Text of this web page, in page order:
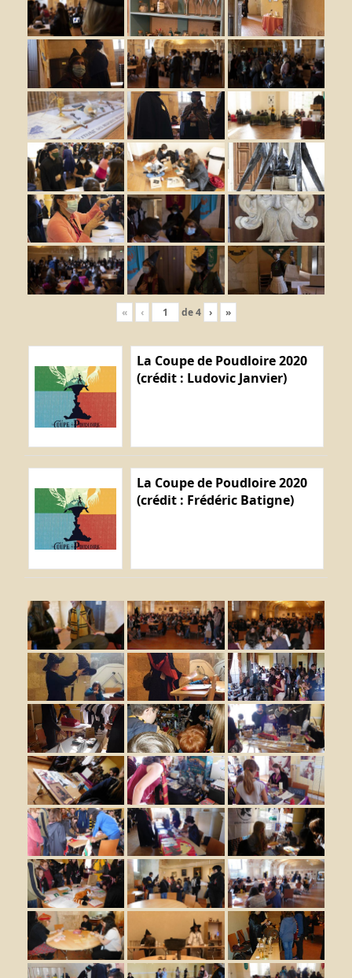
« ‹ de4 › »
La Coupe de Poudloire 2020
(crédit : Ludovic Janvier)
La Coupe de Poudloire 2020
(crédit : Frédéric Batigne)